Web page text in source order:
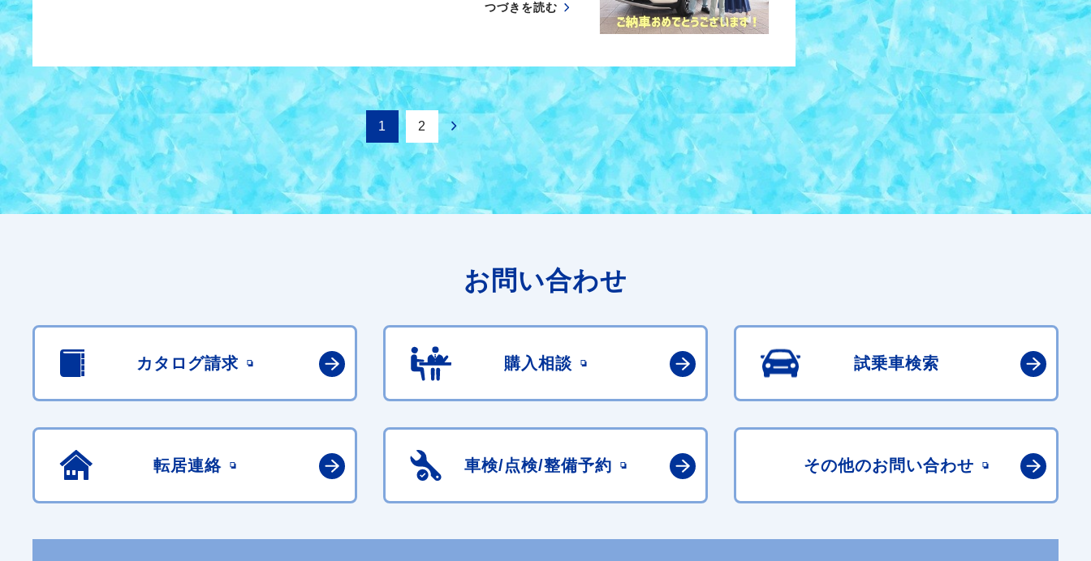
つづきを読む
1 2
お問い合わせ
カタログ請求 購入相談 試乗車検索
転居連絡 車検/点検/整備予約 その他のお問い合わせ